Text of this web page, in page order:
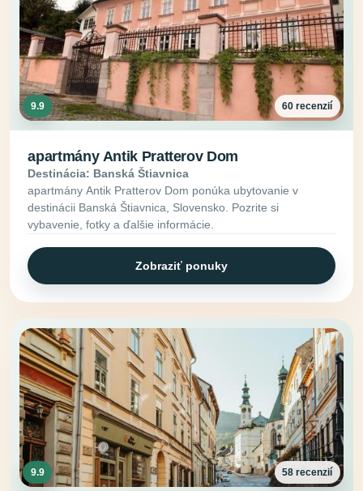
9.9 60 recenzií
apartmány Antik Pratterov Dom
Destinácia: Banská Štiavnica
apartmány Antik Pratterov Dom ponúka ubytovanie v
destinácii Banská Štiavnica, Slovensko. Pozrite si
vybavenie, fotky a ďalšie informácie.
Zobraziť ponuky
9.9 58 recenzií